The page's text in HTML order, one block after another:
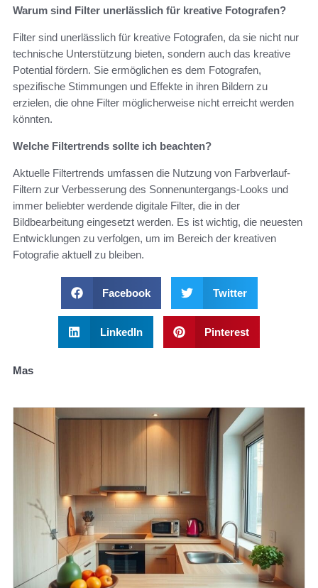
Warum sind Filter unerlässlich für kreative Fotografen?
Filter sind unerlässlich für kreative Fotografen, da sie nicht nur
technische Unterstützung bieten, sondern auch das kreative
Potential fördern. Sie ermöglichen es dem Fotografen,
spezifische Stimmungen und Effekte in ihren Bildern zu
erzielen, die ohne Filter möglicherweise nicht erreicht werden
könnten.
Welche Filtertrends sollte ich beachten?
Aktuelle Filtertrends umfassen die Nutzung von Farbverlauf-
Filtern zur Verbesserung des Sonnenuntergangs-Looks und
immer beliebter werdende digitale Filter, die in der
Bildbearbeitung eingesetzt werden. Es ist wichtig, die neuesten
Entwicklungen zu verfolgen, um im Bereich der kreativen
Fotografie aktuell zu bleiben.
Facebook Twitter
LinkedIn Pinterest
Mas